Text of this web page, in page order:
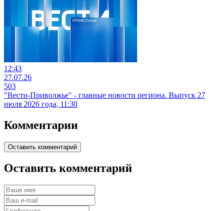
12:43
27.07.26
503
"Вести-Приволжье" - главные новости региона. Выпуск 27
июля 2026 года, 11:30
Комментарии
Оставить комментарий
Оставить комментарий